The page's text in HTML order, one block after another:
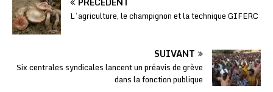
L’agriculture, le champignon et la technique GIFERC
SUIVANT
Six centrales syndicales lancent un préavis de grève
dans la fonction publique